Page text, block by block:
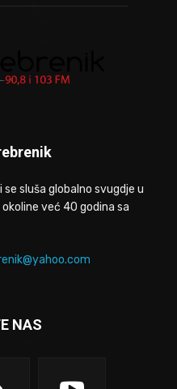
se sluša globalno svugdje u
već 40 godina sa
NAS